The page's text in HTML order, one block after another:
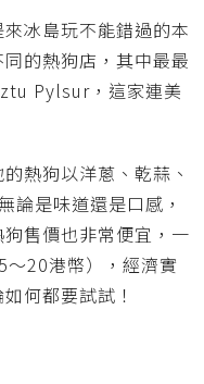
冰島玩不能錯過的本
的熱狗店，其中最最
Pylsur，這家連美
熱狗以洋蔥、乾蒜、
論是味道還是口感，
售價也非常便宜，一
20港幣），經濟實
何都要試試！